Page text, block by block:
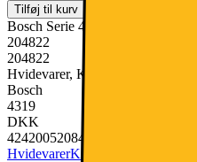
Tilføj til kurv
Bosch Serie 4 Kølefryseskab
204822
204822
Hvidevarer, Køleskabe &
Bosch
4319
DKK
4242005208456
HvidevarerKøleskabe &